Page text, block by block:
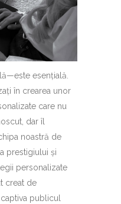
esențială.
în crearea unor
care nu
dar îl
noastră de
prestigiului și
personalizate
creat de
publicul